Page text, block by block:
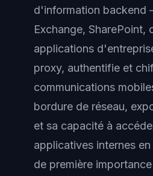
d'information
Exchange, SharePoint,
applications
proxy, authentifie et
communications
bordure de réseau,
et sa capacité à
applicatives internes
de première